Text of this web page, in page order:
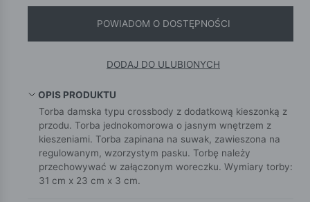
POWIADOM O DOSTĘPNOŚCI
DODAJ DO ULUBIONYCH
OPIS PRODUKTU
Torba damska typu crossbody z dodatkową kieszonką z
przodu. Torba jednokomorowa o jasnym wnętrzem z
kieszeniami. Torba zapinana na suwak, zawieszona na
regulowanym, wzorzystym pasku. Torbę należy
przechowywać w załączonym woreczku. Wymiary torby:
31 cm x 23 cm x 3 cm.